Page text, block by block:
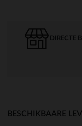
DIRECTE
BESCHIKBAARE